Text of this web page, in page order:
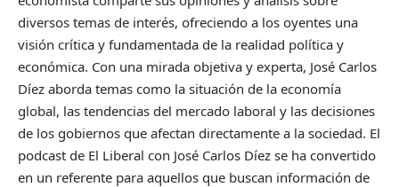
diversos temas de interés, ofreciendo a los oyentes una
visión crítica y fundamentada de la realidad política y
económica. Con una mirada objetiva y experta, José Carlos
Díez aborda temas como la situación de la economía
global, las tendencias del mercado laboral y las decisiones
de los gobiernos que afectan directamente a la sociedad. El
podcast de El Liberal con José Carlos Díez se ha convertido
en un referente para aquellos que buscan información de